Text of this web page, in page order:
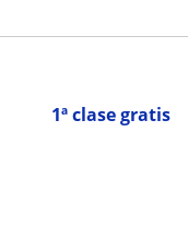
1ª clase gratis